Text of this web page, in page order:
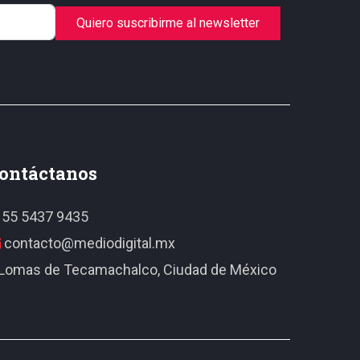
Quiero suscribirme al newsletter
5437 9435
contacto@mediodigital.mx
de Tecamachalco, Ciudad de México